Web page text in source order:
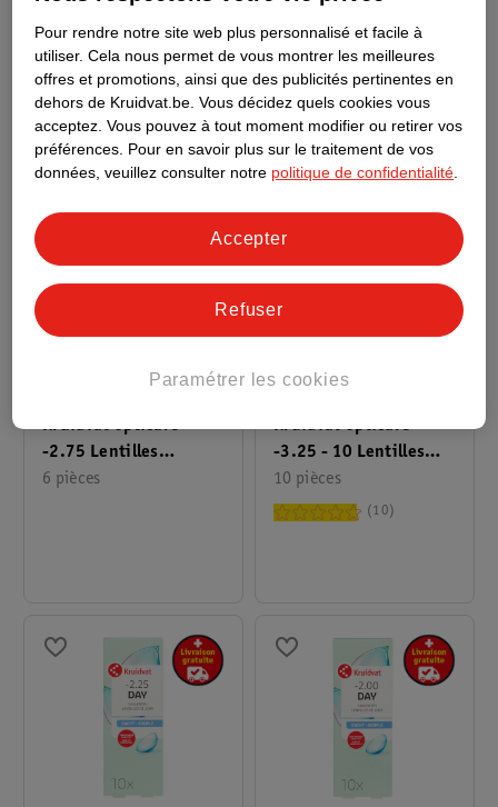
-5.00 - 10 Lentilles
Quotidiennes Souples
10 pièces
9
-3.00 - 10 Lentilles
Quotidiennes Souples
10 pièces
11
Kruidvat Opticare
-2.75 Lentilles
Mensuelles Souples
6 pièces
Kruidvat Opticare
-3.25 - 10 Lentilles
Quotidiennes Souples
10 pièces
7.
19
10
Pour rendre notre site web plus personnalisé et facile à
utiliser. Cela nous permet de vous montrer les meilleures
offres et promotions, ainsi que des publicités pertinentes en
dehors de Kruidvat.be. Vous décidez quels cookies vous
acceptez. Vous pouvez à tout moment modifier ou retirer vos
préférences. Pour en savoir plus sur le traitement de vos
données, veuillez consulter notre politique de confidentialité.
Paramétrer les cookies
Refuser
Accepter